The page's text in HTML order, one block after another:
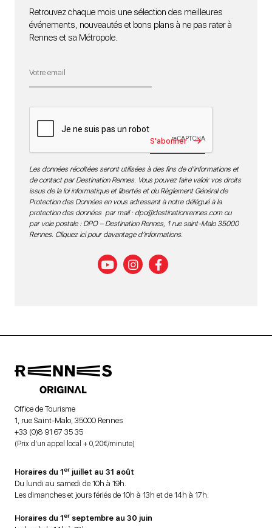
Retrouvez chaque mois une sélection des meilleures
événements, nouveautés et bons plans à ne pas rater à
Rennes et sa Métropole.
S'abonner
Les données récoltées seront utilisées à des fins de d’informations et
de contact par Destination Rennes. Vous pouvez faire valoir vos droits
issus de la loi informatique et libertés et du Règlement Général de
Protection des Données en vous adressant à notre délégué à la
protection des données par mail : dpo@destinationrennes.comou
par voie postale : DPO – Destination Rennes, 1 rue saint-Malo 35000
Rennes. Cliquez ici pour davantage d’informations.
Office de Tourisme
1, rue Saint-Malo, 35000 Rennes
+33 (0)8 91 67 35 35
(Prix d’un appel local + 0,20€/minute)
Horaires du 1er juillet au 31 août
Du lundi au samedi de 10h à 19h.
Les dimanches et jours fériés de 10h à 13h et de 14h à 17h.
Horaires du 1er septembre au 30 juin